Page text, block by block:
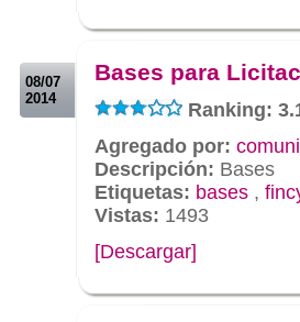
08/07
2014
Bases para
Ranking:
Agregado por:
Descripción: Bases
Etiquetas: bases ,
Vistas: 1493
[Descargar]